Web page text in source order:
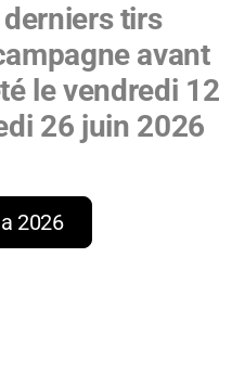
tirs
avant
le vendredi 12
26 juin 2026
2026